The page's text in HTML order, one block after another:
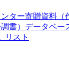
ター寄贈資料（
書）データベー
リスト